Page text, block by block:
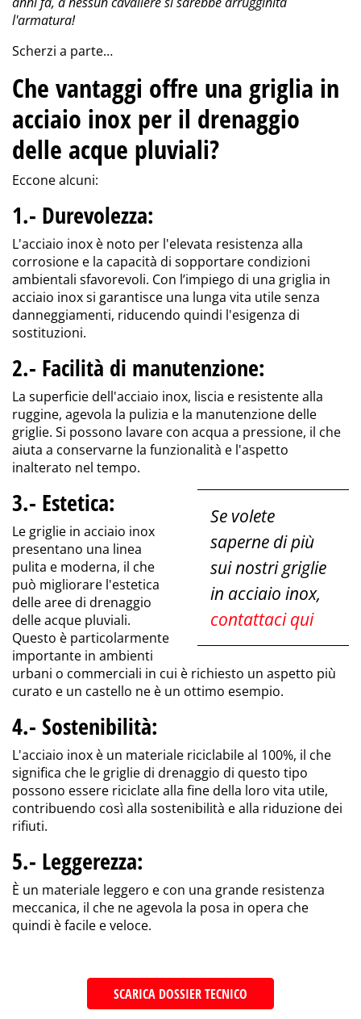
l'armatura!
Scherzi a parte…
Che vantaggi offre una griglia in
acciaio inox per il drenaggio
delle acque pluviali?
Eccone alcuni:
1.- Durevolezza:
L'acciaio inox è noto per l'elevata resistenza alla
corrosione e la capacità di sopportare condizioni
ambientali sfavorevoli. Con l’impiego di una griglia in
acciaio inox si garantisce una lunga vita utile senza
danneggiamenti, riducendo quindi l'esigenza di
sostituzioni.
2.- Facilità di manutenzione:
La superficie dell'acciaio inox, liscia e resistente alla
ruggine, agevola la pulizia e la manutenzione delle
griglie. Si possono lavare con acqua a pressione, il che
aiuta a conservarne la funzionalità e l'aspetto
inalterato nel tempo.
Se volete
saperne di più
sui nostri griglie
in acciaio inox,
contattaci qui
3.- Estetica:
Le griglie in acciaio inox
presentano una linea
pulita e moderna, il che
può migliorare l'estetica
delle aree di drenaggio
delle acque pluviali.
Questo è particolarmente
importante in ambienti
urbani o commerciali in cui è richiesto un aspetto più
curato e un castello ne è un ottimo esempio.
4.- Sostenibilità:
L'acciaio inox è un materiale riciclabile al 100%, il che
significa che le griglie di drenaggio di questo tipo
possono essere riciclate alla fine della loro vita utile,
contribuendo così alla sostenibilità e alla riduzione dei
rifiuti.
5.- Leggerezza:
È un materiale leggero e con una grande resistenza
meccanica, il che ne agevola la posa in opera che
quindi è facile e veloce.
SCARICA DOSSIER TECNICO